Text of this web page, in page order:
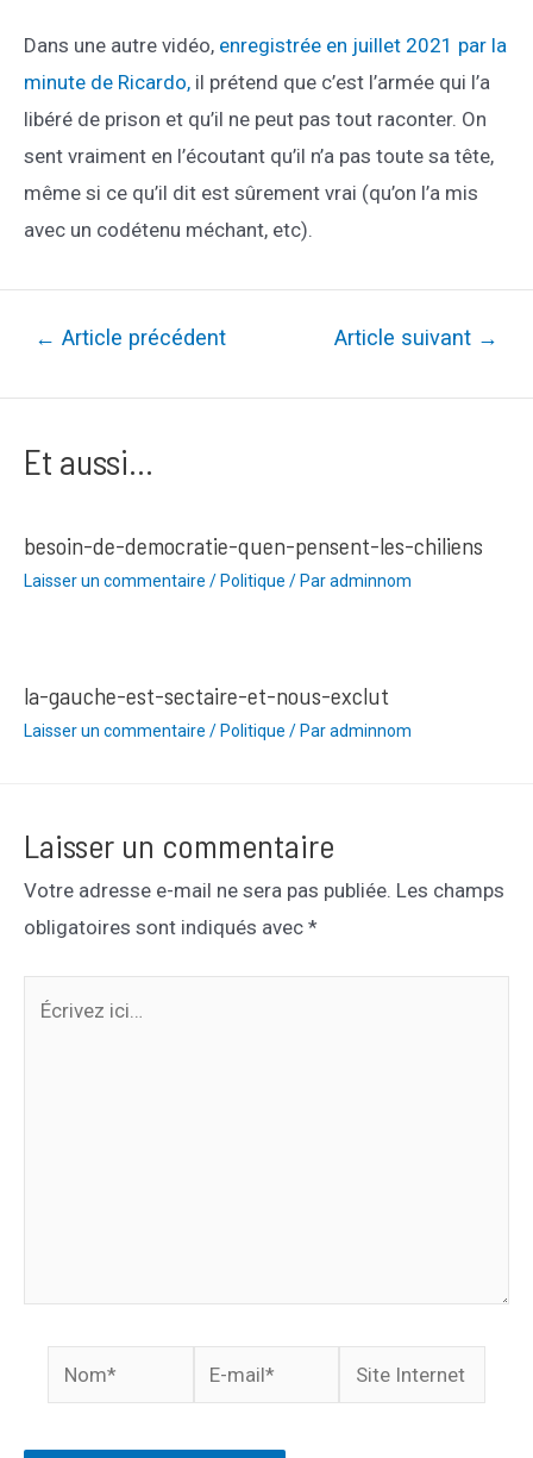
Dans une autre vidéo, enregistrée en juillet 2021 par la
minute de Ricardo, il prétend que c’est l’armée qui l’a
libéré de prison et qu’il ne peut pas tout raconter. On
sent vraiment en l’écoutant qu’il n’a pas toute sa tête,
même si ce qu’il dit est sûrement vrai (qu’on l’a mis
avec un codétenu méchant, etc).
Navigation
← Article précédent Article suivant →
Et aussi...
besoin-de-democratie-quen-pensent-les-chiliens
Laisser un commentaire /Politique / Paradminnom
la-gauche-est-sectaire-et-nous-exclut
Laisser un commentaire /Politique / Paradminnom
Laisser un commentaire
Votre adresse e-mail ne sera pas publiée. Les champs
obligatoires sont indiqués avec *
Nom*
mail*
Site
Internet